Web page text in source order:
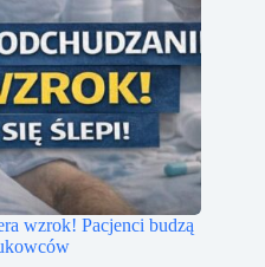
wzrok! Pacjenci budzą